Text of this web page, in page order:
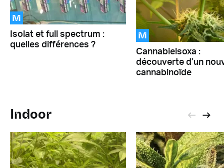
M
Isolat et full spectrum :
quelles différences ?
M
Cannabielsoxa :
découverte d’un
cannabinoïde
Indoor